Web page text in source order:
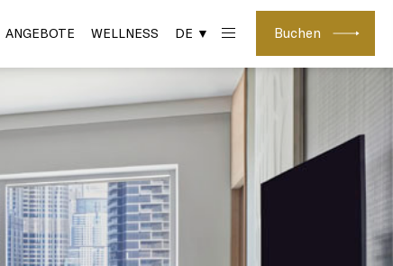
Buchen
ANGEBOTE WELLNESS DE ▼